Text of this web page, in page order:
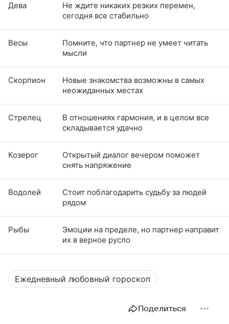
Дева
Не ждите никаких резких перемен,
сегодня все стабильно
Весы
Помните, что партнер не умеет читать
мысли
Скорпион
Новые знакомства возможны в самых
неожиданных местах
Стрелец
В отношениях гармония, и в целом все
складывается удачно
Козерог
Открытый диалог вечером поможет
снять напряжение
Водолей
Стоит поблагодарить судьбу за людей
рядом
Рыбы
Эмоции на пределе, но партнер направит
их в верное русло
Ежедневный любовный гороскоп
Поделиться